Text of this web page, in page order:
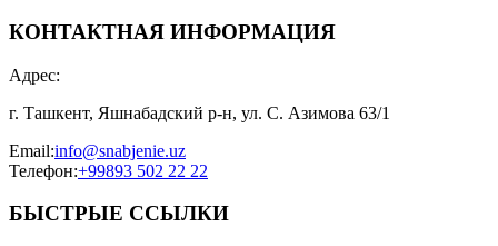
КОНТАКТНАЯ ИНФОРМАЦИЯ
Адрес:
г. Ташкент, Яшнабадский р-н, ул. С. Азимова 63/1
Email:info@snabjenie.uz
Телефон:+99893 502 22 22
БЫСТРЫЕ ССЫЛКИ